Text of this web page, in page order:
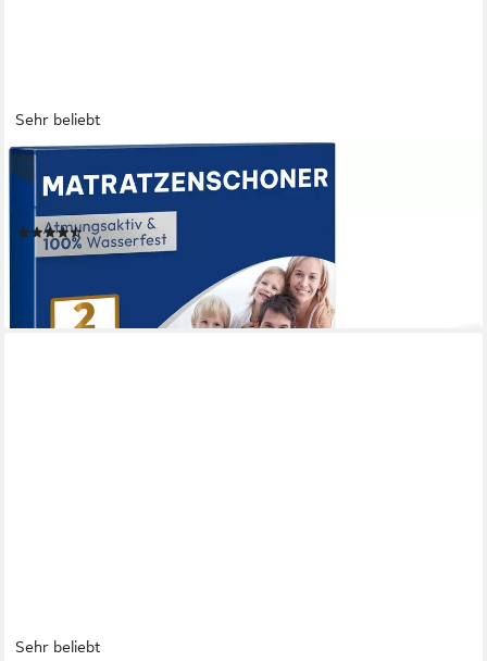
Sehr beliebt
Matratzenschoner wasserdicht und atmungsaktiv - Oeko-Tex
zertifizierte Matratzenauflage Matratzenschutz ohne Knistern
(549)
ab 13,99 € UVP21,99 €
lieferbar - in 2-3 Werktagen bei dir
Sehr beliebt